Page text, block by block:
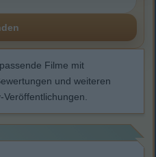
Filme mit
und weiteren